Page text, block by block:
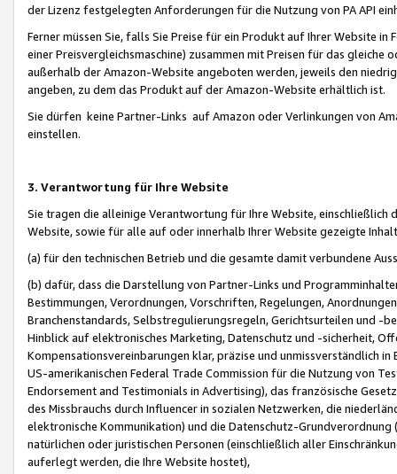
der Lizenz festgelegten Anforderungen für die Nutzung von PA API
Ferner müssen Sie, falls Sie Preise für ein Produkt auf Ihrer Website
einer Preisvergleichsmaschine) zusammen mit Preisen für das
außerhalb der Amazon-Website angeboten werden, jeweils den
angeben, zu dem das Produkt auf der Amazon-Website erhältlich ist.
Sie dürfen keine Partner-Links auf Amazon oder Verlinkungen von
einstellen.
3. Verantwortung für Ihre Website
Sie tragen die alleinige Verantwortung für Ihre Website,
Website, sowie für alle auf oder innerhalb Ihrer Website gezeigte
(a) für den technischen Betrieb und die gesamte damit verbundene
(b) dafür, dass die Darstellung von Partner-Links und
Bestimmungen, Verordnungen, Vorschriften, Regelungen,
Branchenstandards, Selbstregulierungsregeln, Gerichtsurteilen und -
Hinblick auf elektronisches Marketing, Datenschutz und -sicherheit,
Kompensationsvereinbarungen klar, präzise und unmissverständlich
US-amerikanischen Federal Trade Commission für die Nutzung von
Endorsement and Testimonials in Advertising), das französische
des Missbrauchs durch Influencer in sozialen Netzwerken, die
elektronische Kommunikation) und die Datenschutz-
natürlichen oder juristischen Personen (einschließlich aller
auferlegt werden, die Ihre Website hostet),